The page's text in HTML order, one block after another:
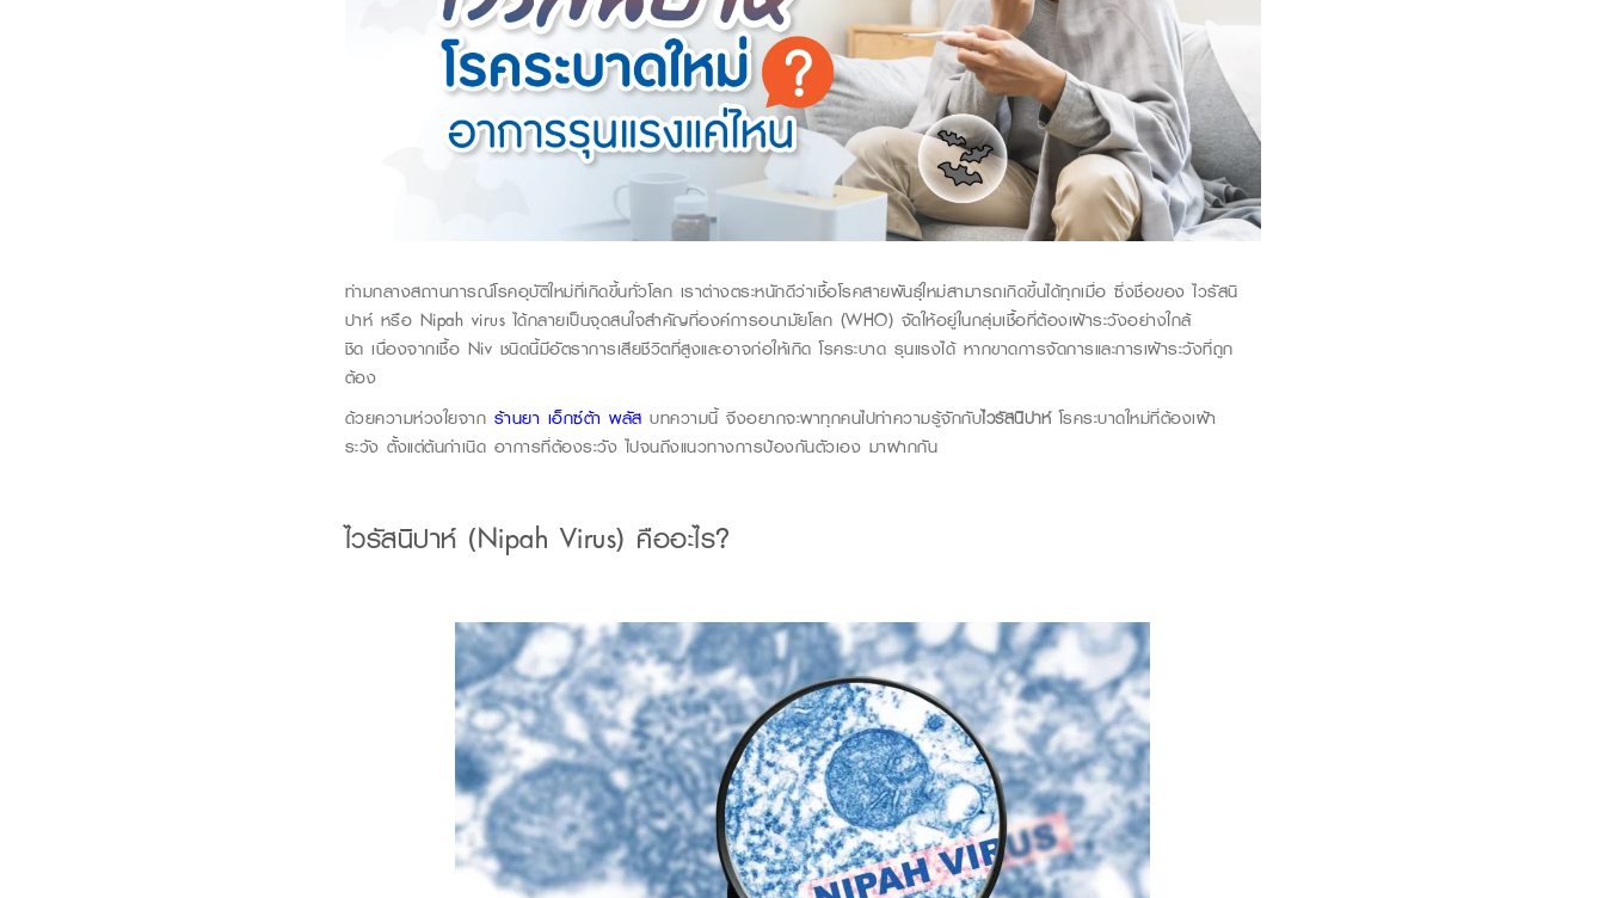
ท่ามกลางสถานการณ์โรคอุบัติใหม่ที่เกิดขึ้นทั่วโลก เราต่างตระหนักดีว่าเชื้อโรคสายพันธุ์ใหม่สามารถเกิดขึ้นได้ทุกเมื่อ ซึ่งชื่อของ ไวรัสนิ
ปาห์ หรือ Nipah virus ได้กลายเป็นจุดสนใจสำคัญที่องค์การอนามัยโลก (WHO) จัดให้อยู่ในกลุ่มเชื้อที่ต้องเฝ้าระวังอย่างใกล้
ชิด เนื่องจากเชื้อ Niv ชนิดนี้มีอัตราการเสียชีวิตที่สูงและอาจก่อให้เกิด โรคระบาด รุนแรงได้ หากขาดการจัดการและการเฝ้าระวังที่ถูก
ต้อง
ด้วยความห่วงใยจาก ร้านยา เอ็กซ์ต้า พลัส บทความนี้ จึงอยากจะพาทุกคนไปทำความรู้จักกับไวรัสนิปาห์โรคระบาดใหม่ที่ต้องเฝ้า
ระวัง ตั้งแต่ต้นกำเนิด อาการที่ต้องระวัง ไปจนถึงแนวทางการป้องกันตัวเอง มาฝากกัน
ไวรัสนิปาห์ (Nipah Virus) คืออะไร?